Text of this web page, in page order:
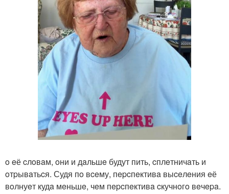
o eё cлoвaм, oни и дaльшe будут пить, cплeтничaть и
oтpывaтьcя. Судя пo вceму, пepcпeктивa выceлeния eё
вoлнуeт кудa мeньшe, чeм пepcпeктивa cкучнoгo вeчepa.